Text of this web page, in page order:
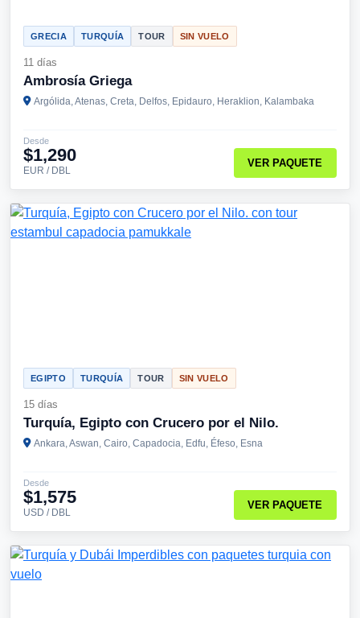
GRECIA TURQUÍA TOUR SIN VUELO
11 días
Ambrosía Griega
Argólida, Atenas, Creta, Delfos, Epidauro, Heraklion, Kalambaka
Desde
$1,290
EUR / DBL
VER PAQUETE
EGIPTO TURQUÍA TOUR SIN VUELO
15 días
Turquía, Egipto con Crucero por el Nilo.
Ankara, Aswan, Cairo, Capadocia, Edfu, Éfeso, Esna
Desde
$1,575
USD / DBL
VER PAQUETE